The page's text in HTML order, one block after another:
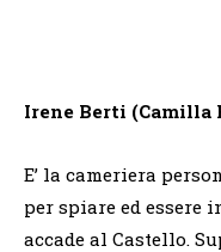
Irene Berti (Camilla
E’ la cameriera
per spiare ed essere
accade al Castello.